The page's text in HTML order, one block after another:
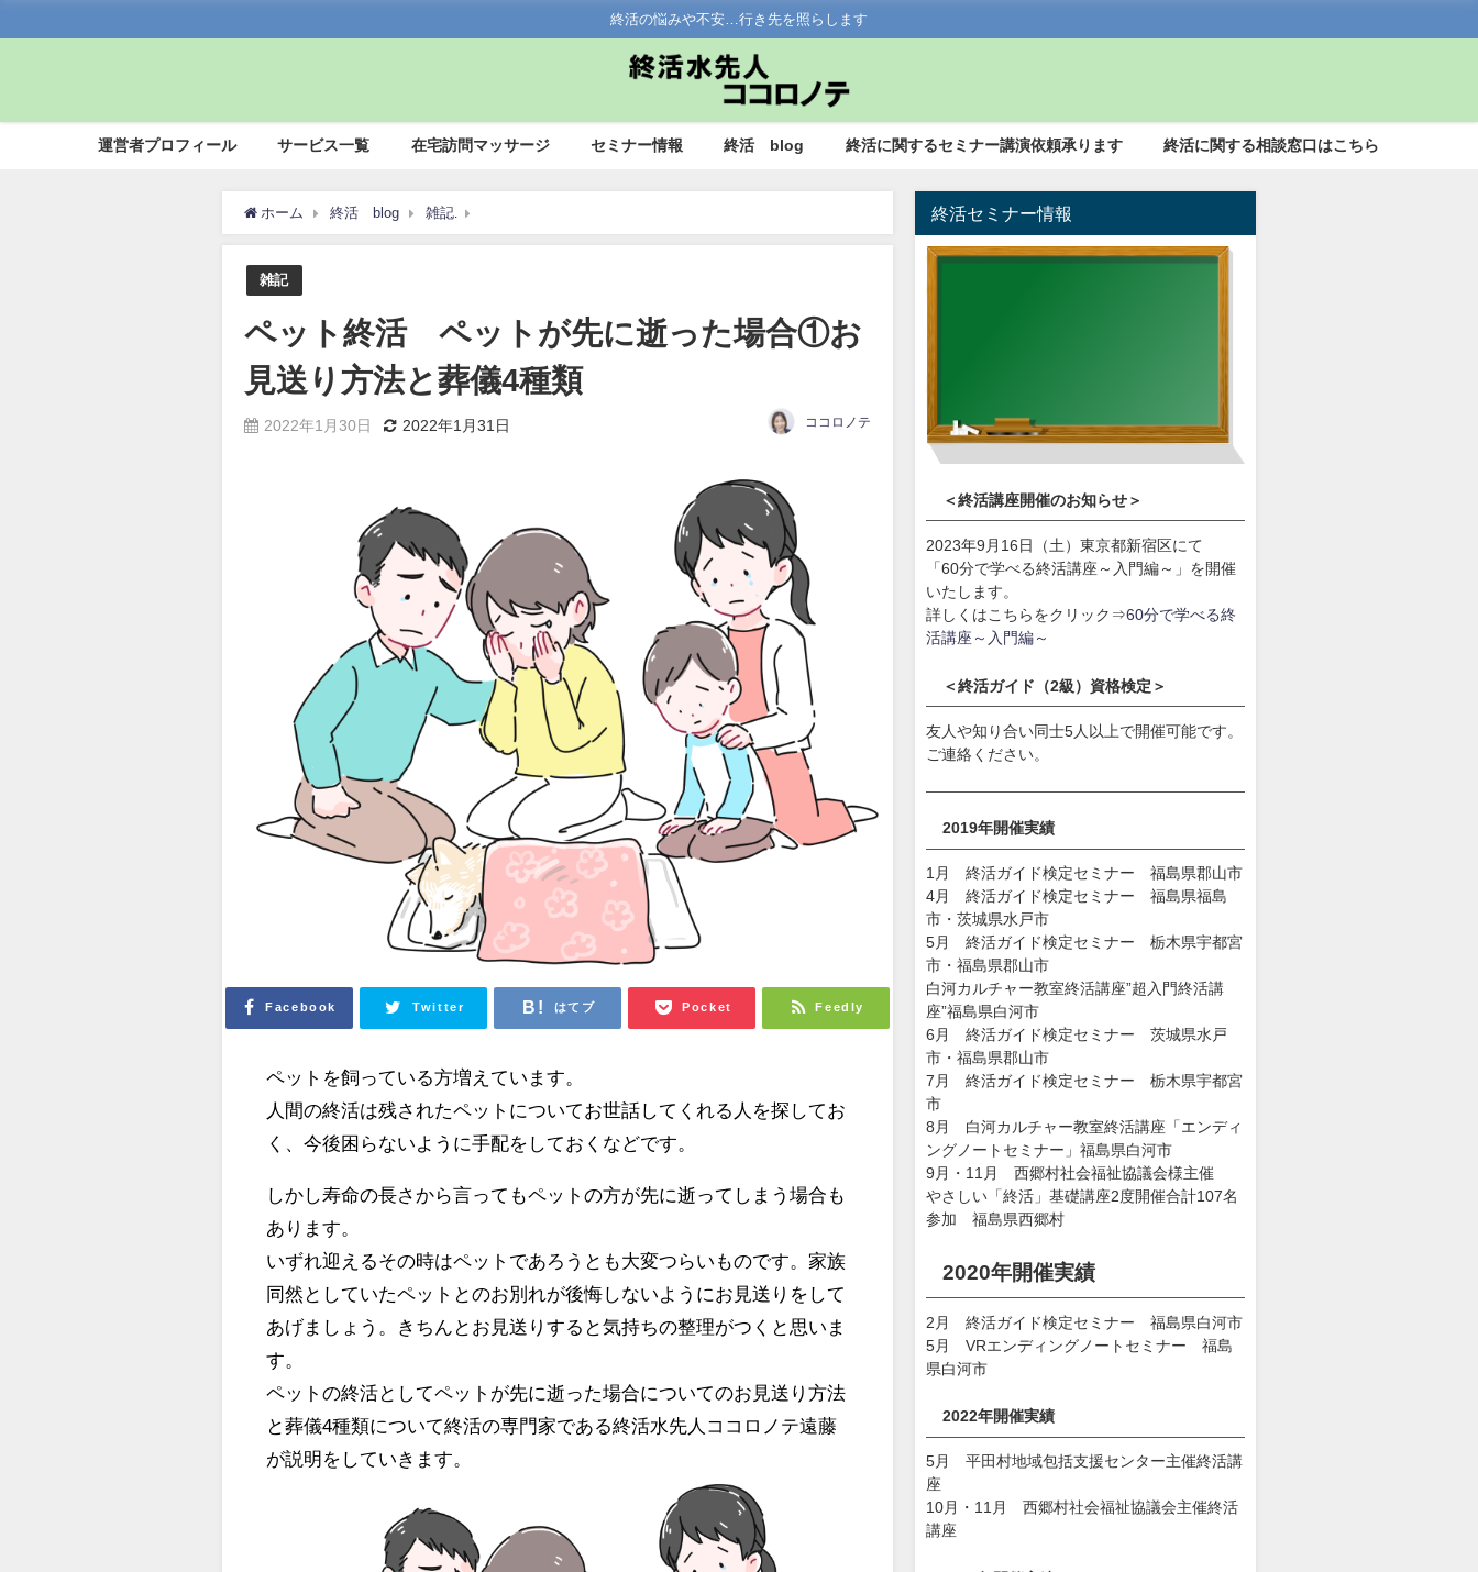
終活の悩みや不安…行き先を照らします
運営者プロフィール サービス一覧 在宅訪問マッサージ セミナー情報 終活 blog 終活に関するセミナー講演依頼承ります 終活に関する相談窓口はこちら
ホーム 終活 blog 雑記
雑記
ペット終活 ペットが先に逝った場合①お
見送り方法と葬儀4種類
2022年1月30日 2022年1月31日 ココロノテ
Facebook Twitter はてブ Pocket Feedly
ペットを飼っている方増えています。
人間の終活は残されたペットについてお世話してくれる人を探してお
く、今後困らないように手配をしておくなどです。
しかし寿命の長さから言ってもペットの方が先に逝ってしまう場合も
あります。
いずれ迎えるその時はペットであろうとも大変つらいものです。家族
同然としていたペットとのお別れが後悔しないようにお見送りをして
あげましょう。きちんとお見送りすると気持ちの整理がつくと思いま
す。
ペットの終活としてペットが先に逝った場合についてのお見送り方法
と葬儀4種類について終活の専門家である終活水先人ココロノテ遠藤
が説明をしていきます。
終活セミナー情報
＜終活講座開催のお知らせ＞
2023年9月16日（土）東京都新宿区にて
「60分で学べる終活講座～入門編～」を開催
いたします。
詳しくはこちらをクリック⇒60分で学べる終
活講座～入門編～
＜終活ガイド（2級）資格検定＞
友人や知り合い同士5人以上で開催可能です。
ご連絡ください。
2019年開催実績
1月 終活ガイド検定セミナー 福島県郡山市
4月 終活ガイド検定セミナー 福島県福島
市・茨城県水戸市
5月 終活ガイド検定セミナー 栃木県宇都宮
市・福島県郡山市
白河カルチャー教室終活講座”超入門終活講
座”福島県白河市
6月 終活ガイド検定セミナー 茨城県水戸
市・福島県郡山市
7月 終活ガイド検定セミナー 栃木県宇都宮
市
8月 白河カルチャー教室終活講座「エンディ
ングノートセミナー」福島県白河市
9月・11月 西郷村社会福祉協議会様主催
やさしい「終活」基礎講座2度開催合計107名
参加 福島県西郷村
2020年開催実績
2月 終活ガイド検定セミナー 福島県白河市
5月 VRエンディングノートセミナー 福島
県白河市
2022年開催実績
5月 平田村地域包括支援センター主催終活講
座
10月・11月 西郷村社会福祉協議会主催終活
講座